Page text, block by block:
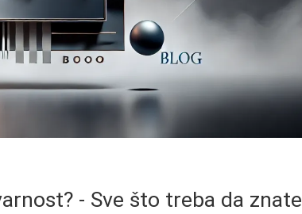
- Sve što treba da znate